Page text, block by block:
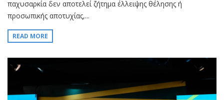
παχυσαρκία δεν αποτελεί ζήτημα έλλειψης θέλησης ή
προσωπικής αποτυχίας,...
READ MORE